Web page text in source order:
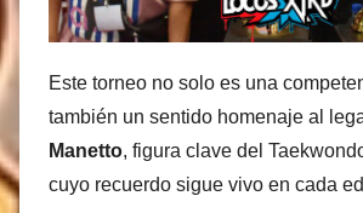
Este torneo no solo es una
también un sentido homenaje al
Manetto, figura clave del
cuyo recuerdo sigue vivo en cada